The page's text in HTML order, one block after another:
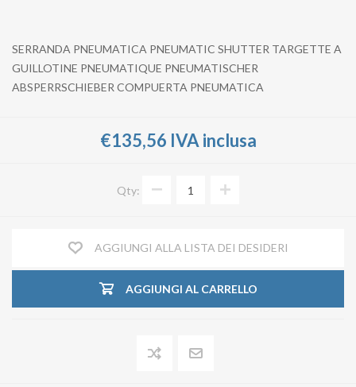
SERRANDA PNEUMATICA PNEUMATIC SHUTTER TARGETTE A
GUILLOTINE PNEUMATIQUE PNEUMATISCHER
ABSPERRSCHIEBER COMPUERTA PNEUMATICA
€135,56 IVA inclusa
Qty:
AGGIUNGI ALLA LISTA DEI DESIDERI
AGGIUNGI AL CARRELLO